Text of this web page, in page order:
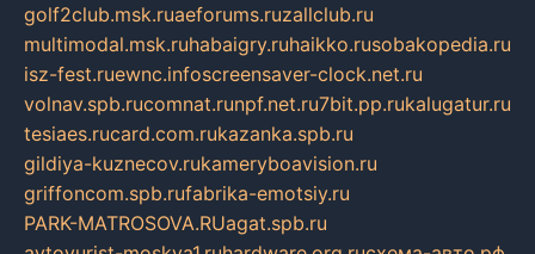
golf2club.msk.ruaeforums.ruzallclub.ru
multimodal.msk.ruhabaigry.ruhaikko.rusobakopedia.ru
isz-fest.ruewnc.infoscreensaver-clock.net.ru
volnav.spb.rucomnat.runpf.net.ru7bit.pp.rukalugatur.ru
tesiaes.rucard.com.rukazanka.spb.ru
gildiya-kuznecov.rukameryboavision.ru
griffoncom.spb.rufabrika-emotsiy.ru
PARK-MATROSOVA.RUagat.spb.ru